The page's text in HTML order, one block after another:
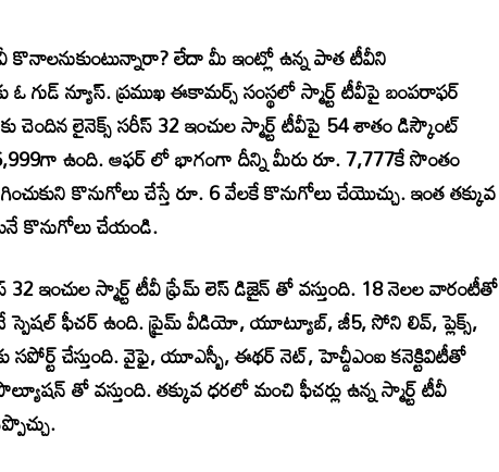
కొనాలనుకుంటున్నారా? లేదా మీ ఇంట్లో ఉన్న పాత టీవీని
గుడ్ న్యూస్. ప్రముఖ ఈకామర్స్ సంస్థలో స్మార్ట్ టీవీపై బంపరాఫర్
చెందిన లైనెక్స్ సరీస్ 32 ఇంచుల స్మార్ట్ టీవీపై 54 శాతం డిస్కౌంట్
ఉంది. ఆఫర్ లో భాగంగా దీన్ని మీరు రూ. 7,777కే సొంతం
కొనుగోలు చేస్తే రూ. 6 వేలకే కొనుగోలు చేయొచ్చు. ఇంత తక్కువ
కొనుగోలు చేయండి.
32 ఇంచుల స్మార్ట్ టీవీ ఫ్రేమ్ లెస్ డిజైన్ తో వస్తుంది. 18 నెలల వారంటీతో
స్పెషల్ ఫీచర్ ఉంది. ప్రైమ్ వీడియో, యూట్యూబ్, జీ5, సోని లివ్, ప్లెక్స్,
చేస్తుంది. వైఫై, యూఎస్బీ, ఈథర్ నెట్, హెచ్డీఎంఐ కనెక్టివిటీతో
తో వస్తుంది. తక్కువ ధరలో మంచి ఫీచర్లు ఉన్న స్మార్ట్ టీవీ